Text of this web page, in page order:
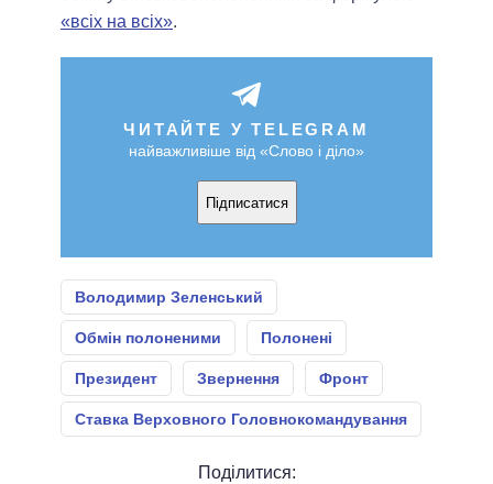
«всіх на всіх».
ЧИТАЙТЕ У TELEGRAM
найважливіше від «Слово і діло»
Підписатися
Володимир Зеленський
Обмін полоненими Полонені
Президент Звернення Фронт
Ставка Верховного Головнокомандування
Поділитися: